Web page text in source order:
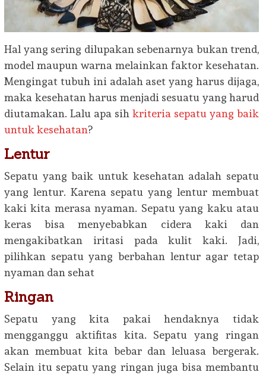
Hal yang sering dilupakan sebenarnya bukan trend,
model maupun warna melainkan faktor kesehatan.
Mengingat tubuh ini adalah aset yang harus dijaga,
maka kesehatan harus menjadi sesuatu yang harud
diutamakan. Lalu apa sih kriteria sepatu yang baik
untuk kesehatan?
Lentur
Sepatu yang baik untuk kesehatan adalah sepatu
yang lentur. Karena sepatu yang lentur membuat
kaki kita merasa nyaman. Sepatu yang kaku atau
keras bisa menyebabkan cidera kaki dan
mengakibatkan iritasi pada kulit kaki. Jadi,
pilihkan sepatu yang berbahan lentur agar tetap
nyaman dan sehat
Ringan
Sepatu yang kita pakai hendaknya tidak
mengganggu aktifitas kita. Sepatu yang ringan
akan membuat kita bebar dan leluasa bergerak.
Selain itu sepatu yang ringan juga bisa membantu